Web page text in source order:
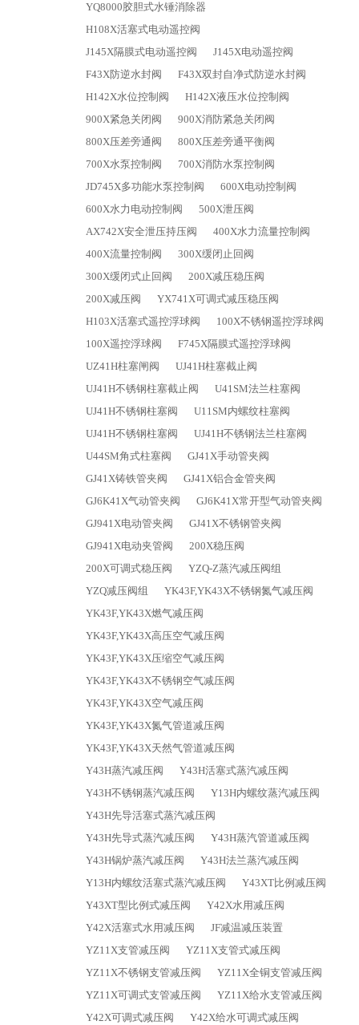
YQ8000胶胆式水锤消除器
H108X活塞式电动遥控阀
J145X隔膜式电动遥控阀
J145X电动遥控阀
F43X防逆水封阀
F43X双封自净式防逆水封阀
H142X水位控制阀
H142X液压水位控制阀
900X紧急关闭阀
900X消防紧急关闭阀
800X压差旁通阀
800X压差旁通平衡阀
700X水泵控制阀
700X消防水泵控制阀
JD745X多功能水泵控制阀
600X电动控制阀
600X水力电动控制阀
500X泄压阀
AX742X安全泄压持压阀
400X水力流量控制阀
400X流量控制阀
300X缓闭止回阀
300X缓闭式止回阀
200X减压稳压阀
200X减压阀
YX741X可调式减压稳压阀
H103X活塞式遥控浮球阀
100X不锈钢遥控浮球阀
100X遥控浮球阀
F745X隔膜式遥控浮球阀
UZ41H柱塞闸阀
UJ41H柱塞截止阀
UJ41H不锈钢柱塞截止阀
U41SM法兰柱塞阀
UJ41H不锈钢柱塞阀
U11SM内螺纹柱塞阀
UJ41H不锈钢柱塞阀
UJ41H不锈钢法兰柱塞阀
U44SM角式柱塞阀
GJ41X手动管夹阀
GJ41X铸铁管夹阀
GJ41X铝合金管夹阀
GJ6K41X气动管夹阀
GJ6K41X常开型气动管夹阀
GJ941X电动管夹阀
GJ41X不锈钢管夹阀
GJ941X电动夹管阀
200X稳压阀
200X可调式稳压阀
YZQ-Z蒸汽减压阀组
YZQ减压阀组
YK43F,YK43X不锈钢氮气减压阀
YK43F,YK43X燃气减压阀
YK43F,YK43X高压空气减压阀
YK43F,YK43X压缩空气减压阀
YK43F,YK43X不锈钢空气减压阀
YK43F,YK43X空气减压阀
YK43F,YK43X氮气管道减压阀
YK43F,YK43X天然气管道减压阀
Y43H蒸汽减压阀
Y43H活塞式蒸汽减压阀
Y43H不锈钢蒸汽减压阀
Y13H内螺纹蒸汽减压阀
Y43H先导活塞式蒸汽减压阀
Y43H先导式蒸汽减压阀
Y43H蒸汽管道减压阀
Y43H锅炉蒸汽减压阀
Y43H法兰蒸汽减压阀
Y13H内螺纹活塞式蒸汽减压阀
Y43XT比例减压阀
Y43XT型比例式减压阀
Y42X水用减压阀
Y42X活塞式水用减压阀
JF减温减压装置
YZ11X支管减压阀
YZ11X支管式减压阀
YZ11X不锈钢支管减压阀
YZ11X全铜支管减压阀
YZ11X可调式支管减压阀
YZ11X给水支管减压阀
Y42X可调式减压阀
Y42X给水可调式减压阀